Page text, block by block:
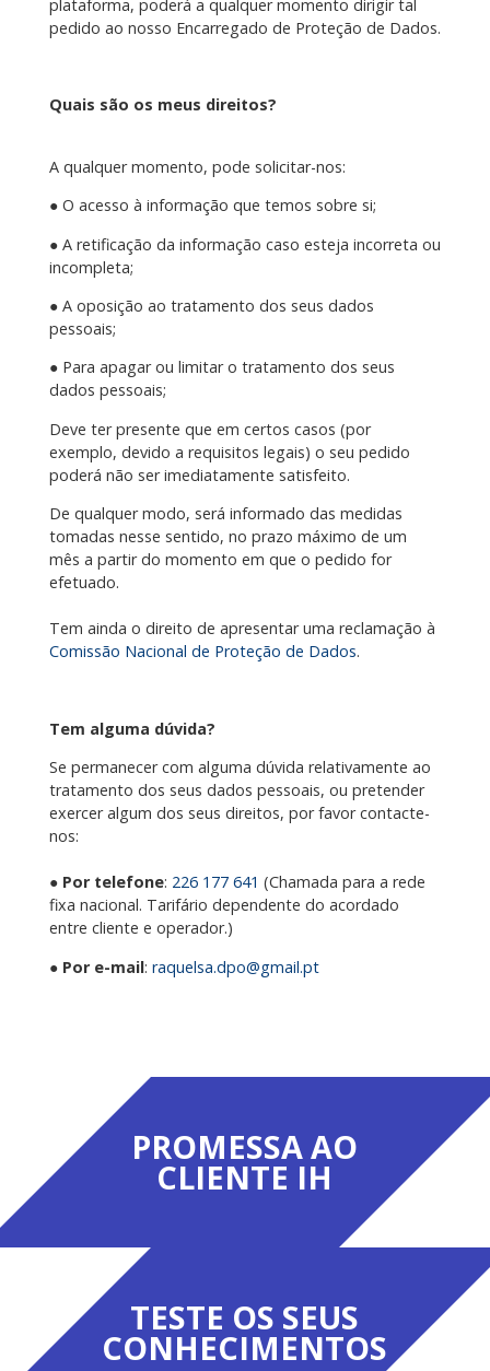
plataforma, poderá a qualquer momento dirigir tal
pedido ao nosso Encarregado de Proteção de Dados.
Quais são os meus direitos?
A qualquer momento, pode solicitar-nos:
● O acesso à informação que temos sobre si;
● A retificação da informação caso esteja incorreta ou
incompleta;
● A oposição ao tratamento dos seus dados
pessoais;
● Para apagar ou limitar o tratamento dos seus
dados pessoais;
Deve ter presente que em certos casos (por
exemplo, devido a requisitos legais) o seu pedido
poderá não ser imediatamente satisfeito.
De qualquer modo, será informado das medidas
tomadas nesse sentido, no prazo máximo de um
mês a partir do momento em que o pedido for
efetuado.
Tem ainda o direito de apresentar uma reclamação à
Comissão Nacional de Proteção de Dados.
Tem alguma dúvida?
Se permanecer com alguma dúvida relativamente ao
tratamento dos seus dados pessoais, ou pretender
exercer algum dos seus direitos, por favor contacte-
nos:
● Por telefone: 226 177 641 (Chamada para a rede
fixa nacional. Tarifário dependente do acordado
entre cliente e operador.)
● Por e-mail: raquelsa.dpo@gmail.pt
PROMESSA AO
CLIENTE IH
TESTE OS SEUS
CONHECIMENTOS